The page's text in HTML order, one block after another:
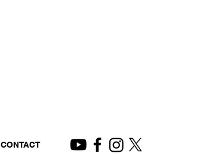
CONTACT